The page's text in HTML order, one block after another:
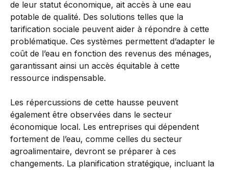
de leur statut économique, ait accès à une eau
potable de qualité. Des solutions telles que la
tarification sociale peuvent aider à répondre à cette
problématique. Ces systèmes permettent d’adapter le
coût de l’eau en fonction des revenus des ménages,
garantissant ainsi un accès équitable à cette
ressource indispensable.
Les répercussions de cette hausse peuvent
également être observées dans le secteur
économique local. Les entreprises qui dépendent
fortement de l’eau, comme celles du secteur
agroalimentaire, devront se préparer à ces
changements. La planification stratégique, incluant la